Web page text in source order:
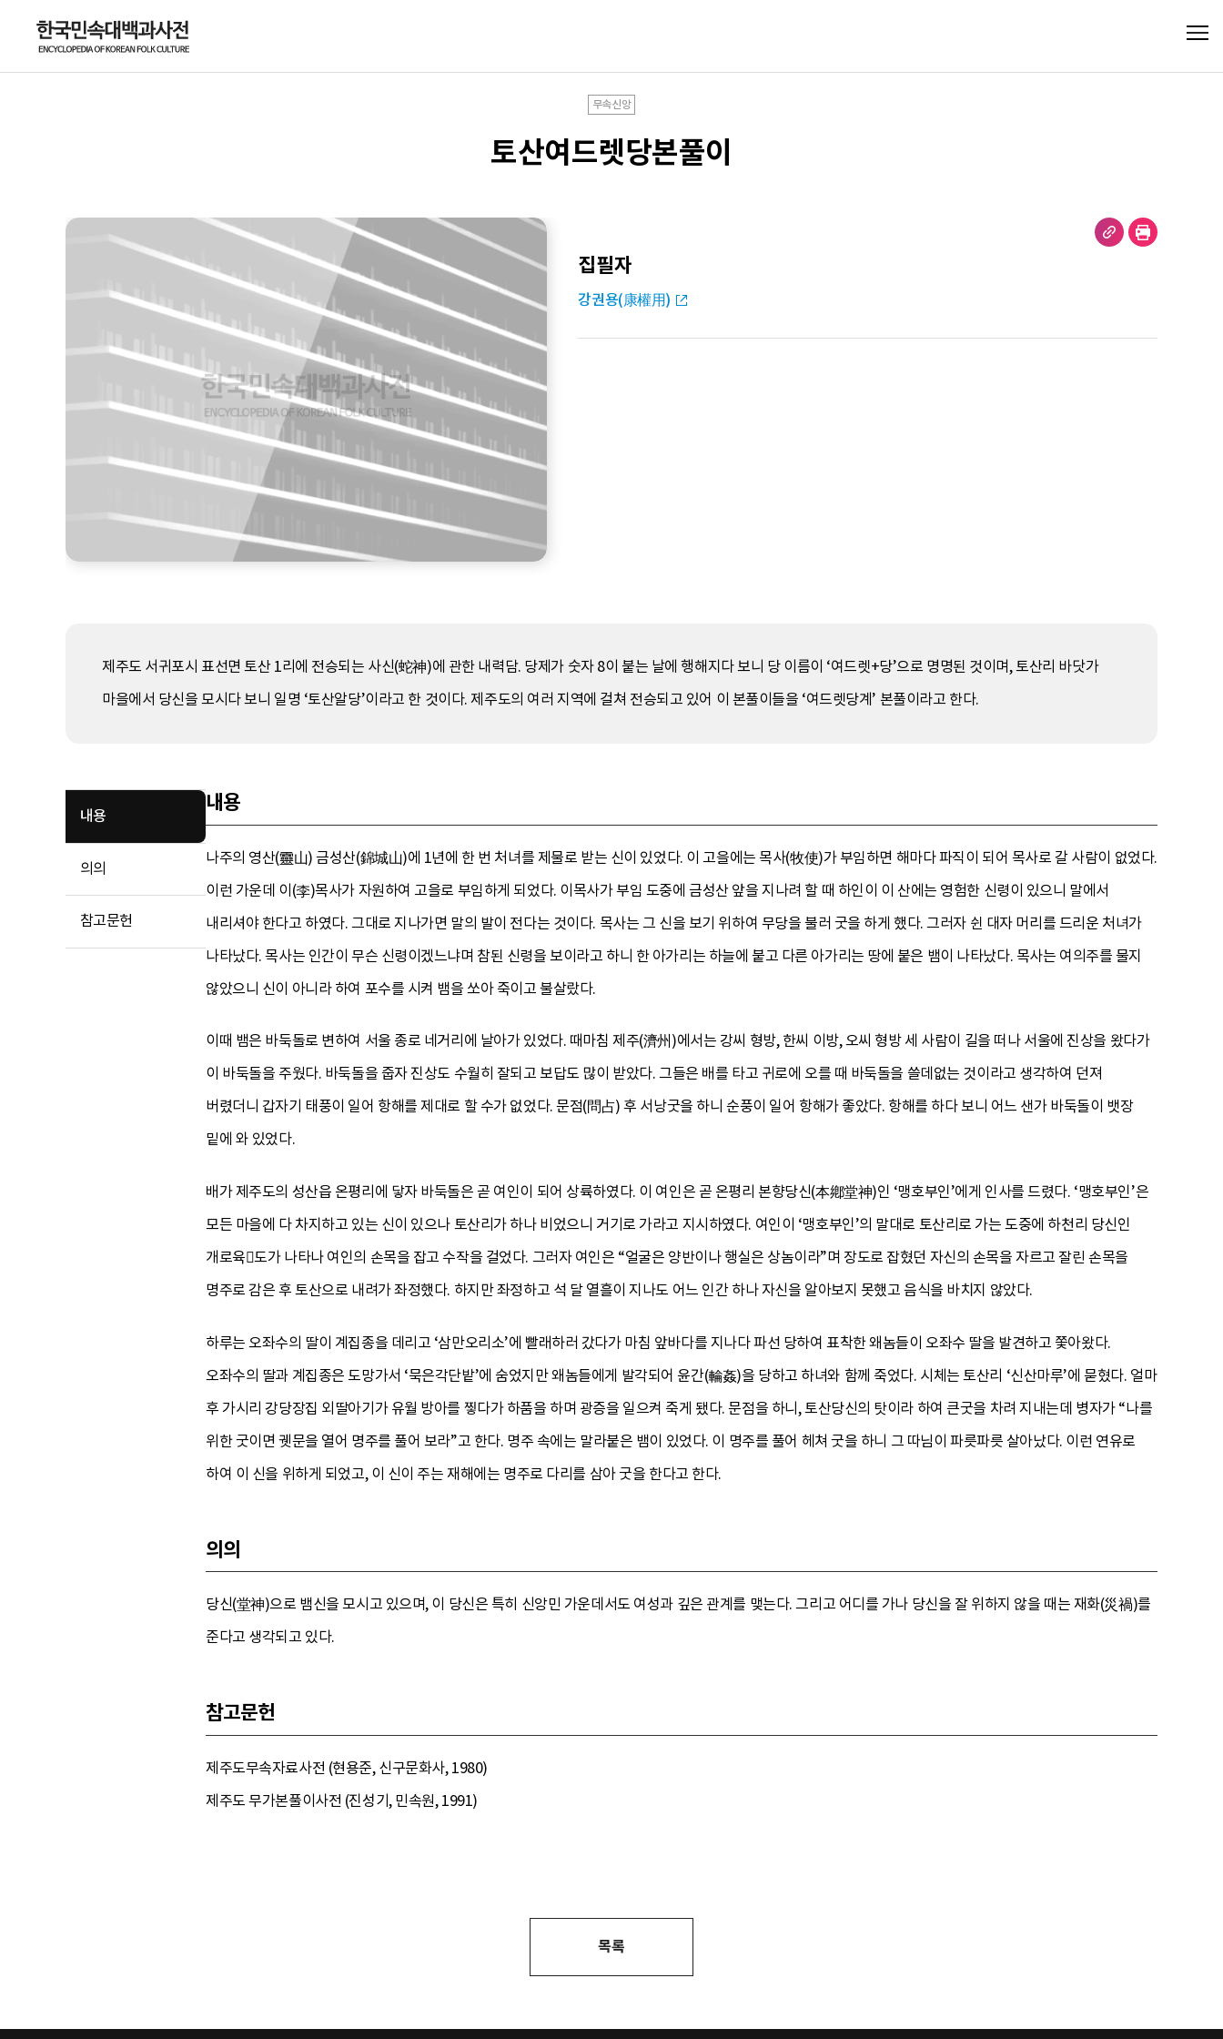
무속신앙
토산여드렛당본풀이
집필자
강권용(康權用)
제주도 서귀포시 표선면 토산 1리에 전승되는 사신(蛇神)에 관한 내력담. 당제가 숫자 8이 붙는 날에 행해지다 보니 당 이름이 ‘여드렛+당’으로 명명된 것이며, 토산리 바닷가
마을에서 당신을 모시다 보니 일명 ‘토산알당’이라고 한 것이다. 제주도의 여러 지역에 걸쳐 전승되고 있어 이 본풀이들을 ‘여드렛당계’ 본풀이라고 한다.
내용
의의
참고문헌
내용
나주의 영산(靈山) 금성산(錦城山)에 1년에 한 번 처녀를 제물로 받는 신이 있었다. 이 고을에는 목사(牧使)가 부임하면 해마다 파직이 되어 목사로 갈 사람이 없었다.
이런 가운데 이(李)목사가 자원하여 고을로 부임하게 되었다. 이목사가 부임 도중에 금성산 앞을 지나려 할 때 하인이 이 산에는 영험한 신령이 있으니 말에서
내리셔야 한다고 하였다. 그대로 지나가면 말의 발이 전다는 것이다. 목사는 그 신을 보기 위하여 무당을 불러 굿을 하게 했다. 그러자 쉰 대자 머리를 드리운 처녀가
나타났다. 목사는 인간이 무슨 신령이겠느냐며 참된 신령을 보이라고 하니 한 아가리는 하늘에 붙고 다른 아가리는 땅에 붙은 뱀이 나타났다. 목사는 여의주를 물지
않았으니 신이 아니라 하여 포수를 시켜 뱀을 쏘아 죽이고 불살랐다.
이때 뱀은 바둑돌로 변하여 서울 종로 네거리에 날아가 있었다. 때마침 제주(濟州)에서는 강씨 형방, 한씨 이방, 오씨 형방 세 사람이 길을 떠나 서울에 진상을 왔다가
이 바둑돌을 주웠다. 바둑돌을 줍자 진상도 수월히 잘되고 보답도 많이 받았다. 그들은 배를 타고 귀로에 오를 때 바둑돌을 쓸데없는 것이라고 생각하여 던져
버렸더니 갑자기 태풍이 일어 항해를 제대로 할 수가 없었다. 문점(問占) 후 서낭굿을 하니 순풍이 일어 항해가 좋았다. 항해를 하다 보니 어느 샌가 바둑돌이 뱃장
밑에 와 있었다.
배가 제주도의 성산읍 온평리에 닿자 바둑돌은 곧 여인이 되어 상륙하였다. 이 여인은 곧 온평리 본향당신(本鄕堂神)인 ‘맹호부인’에게 인사를 드렸다. ‘맹호부인’은
모든 마을에 다 차지하고 있는 신이 있으나 토산리가 하나 비었으니 거기로 가라고 지시하였다. 여인이 ‘맹호부인’의 말대로 토산리로 가는 도중에 하천리 당신인
개로육도가 나타나 여인의 손목을 잡고 수작을 걸었다. 그러자 여인은 “얼굴은 양반이나 행실은 상놈이라”며 장도로 잡혔던 자신의 손목을 자르고 잘린 손목을
명주로 감은 후 토산으로 내려가 좌정했다. 하지만 좌정하고 석 달 열흘이 지나도 어느 인간 하나 자신을 알아보지 못했고 음식을 바치지 않았다.
하루는 오좌수의 딸이 계집종을 데리고 ‘삼만오리소’에 빨래하러 갔다가 마침 앞바다를 지나다 파선 당하여 표착한 왜놈들이 오좌수 딸을 발견하고 쫓아왔다.
오좌수의 딸과 계집종은 도망가서 ‘묵은각단밭’에 숨었지만 왜놈들에게 발각되어 윤간(輪姦)을 당하고 하녀와 함께 죽었다. 시체는 토산리 ‘신산마루’에 묻혔다. 얼마
후 가시리 강당장집 외딸아기가 유월 방아를 찧다가 하품을 하며 광증을 일으켜 죽게 됐다. 문점을 하니, 토산당신의 탓이라 하여 큰굿을 차려 지내는데 병자가 “나를
위한 굿이면 궷문을 열어 명주를 풀어 보라”고 한다. 명주 속에는 말라붙은 뱀이 있었다. 이 명주를 풀어 헤쳐 굿을 하니 그 따님이 파릇파릇 살아났다. 이런 연유로
하여 이 신을 위하게 되었고, 이 신이 주는 재해에는 명주로 다리를 삼아 굿을 한다고 한다.
의의
당신(堂神)으로 뱀신을 모시고 있으며, 이 당신은 특히 신앙민 가운데서도 여성과 깊은 관계를 맺는다. 그리고 어디를 가나 당신을 잘 위하지 않을 때는 재화(災禍)를
준다고 생각되고 있다.
참고문헌
제주도무속자료사전 (현용준, 신구문화사, 1980)
제주도 무가본풀이사전 (진성기, 민속원, 1991)
목록